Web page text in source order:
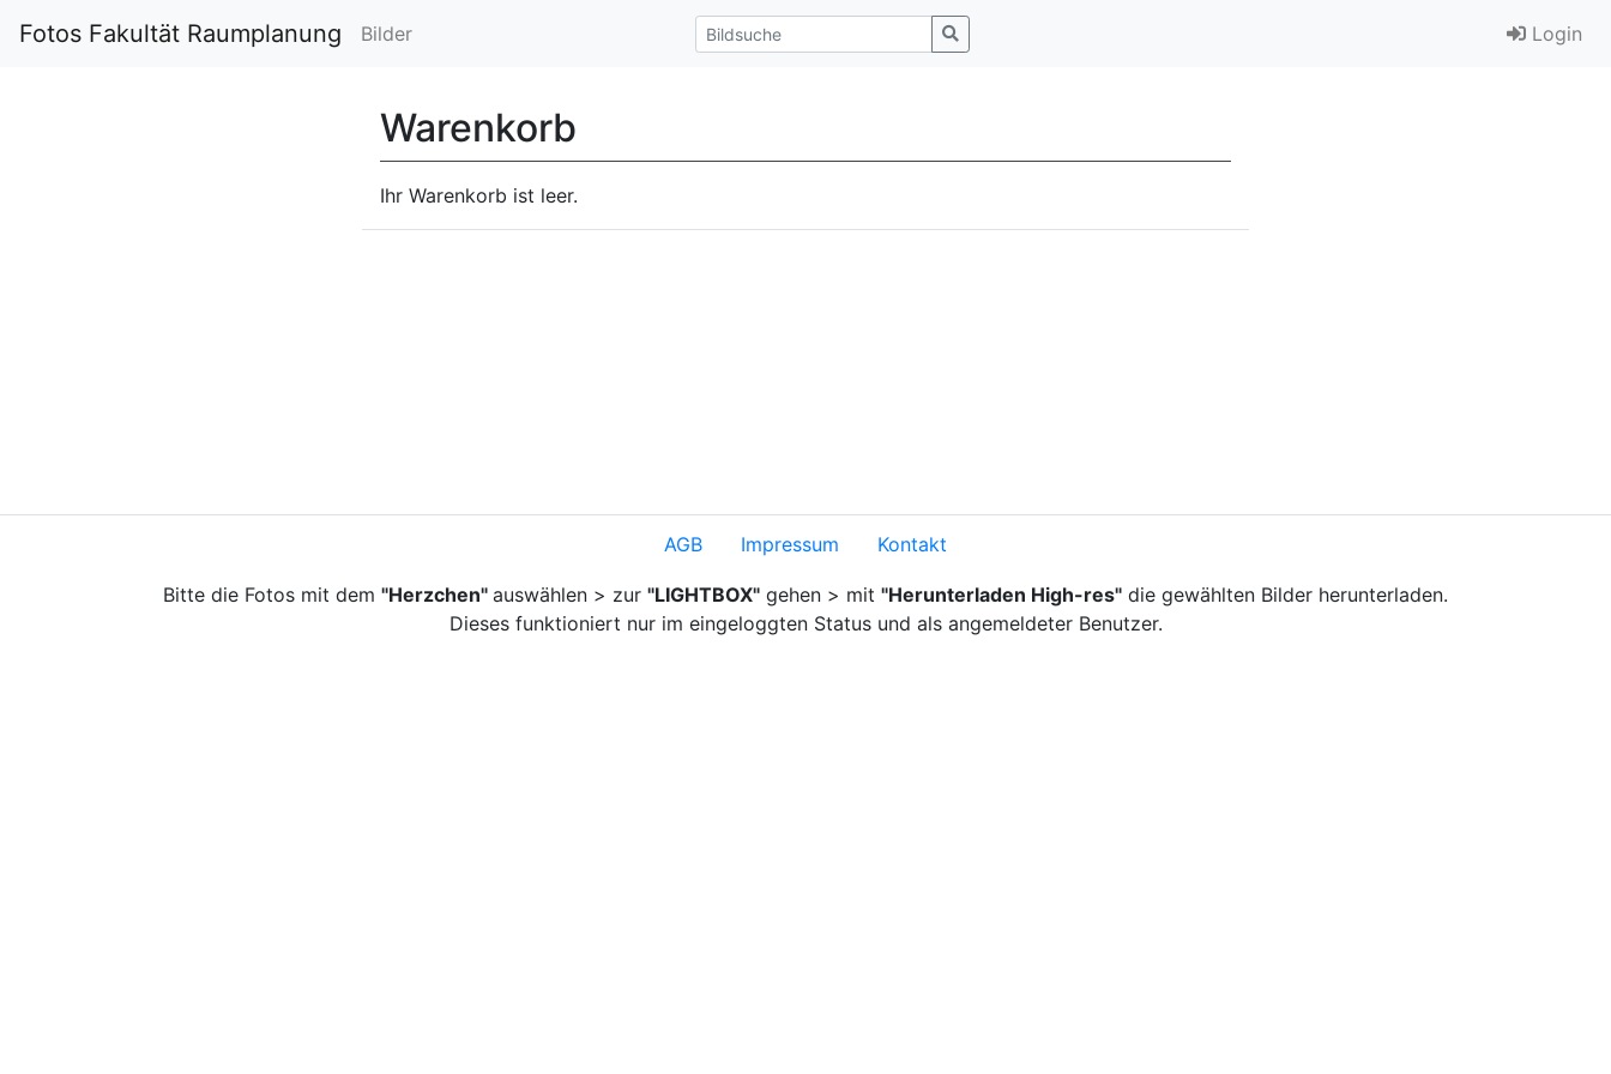
Fotos Fakultät Raumplanung Bilder Login
Warenkorb
Ihr Warenkorb ist leer.
AGB Impressum Kontakt
Bitte die Fotos mit dem "Herzchen" auswählen > zur "LIGHTBOX" gehen > mit "Herunterladen High-res" die gewählten Bilder herunterladen.
Dieses funktioniert nur im eingeloggten Status und als angemeldeter Benutzer.